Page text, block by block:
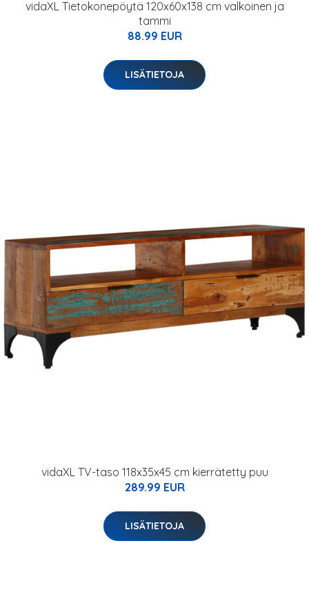
vidaXL Tietokonepöytä 120x60x138 cm valkoinen ja
tammi
88.99 EUR
LISÄTIETOJA
vidaXL TV-taso 118x35x45 cm kierrätetty puu
289.99 EUR
LISÄTIETOJA